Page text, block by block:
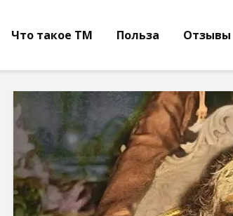
Что такое ТМ Польза Отзывы